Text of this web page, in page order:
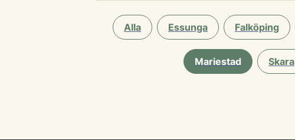
Alla Essunga Falköping
Mariestad Skara